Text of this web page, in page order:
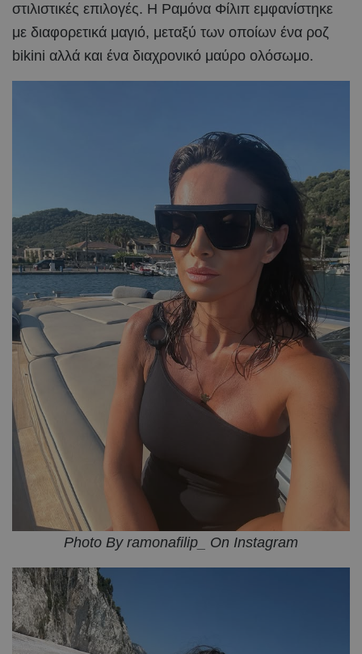
στιλιστικές επιλογές. Η Ραμόνα Φίλιπ εμφανίστηκε
με διαφορετικά μαγιό, μεταξύ των οποίων ένα ροζ
bikini αλλά και ένα διαχρονικό μαύρο ολόσωμο.
Photo By ramonafilip_ On Instagram